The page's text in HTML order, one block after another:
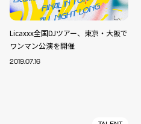
Licaxxx全国DJツアー、東京・大阪で
ワンマン公演を開催
2019.07.16